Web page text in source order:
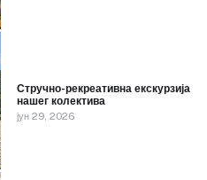
Стручно-рекреативна екскурзија
нашег колектива
јун 29, 2026